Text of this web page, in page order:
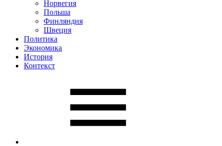
Норвегия
Польша
Финляндия
Швеция
Политика
Экономика
История
Контекст